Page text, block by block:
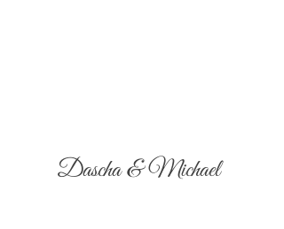
Dascha & Michael